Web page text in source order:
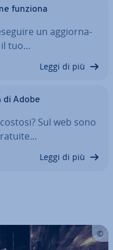
funziona
un ag­gior­na­
il tuo…
Leggi di più
di Adobe
Sul web sono
Leggi di più